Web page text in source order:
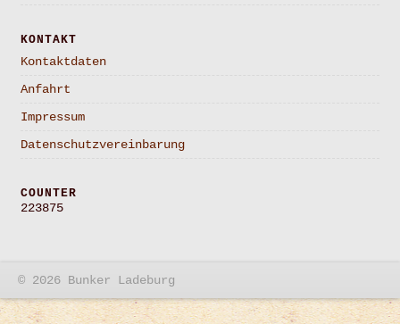
KONTAKT
Kontaktdaten
Anfahrt
Impressum
Datenschutzvereinbarung
COUNTER
223875
© 2026 Bunker Ladeburg